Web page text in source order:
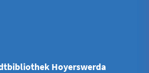
Hoyerswerda